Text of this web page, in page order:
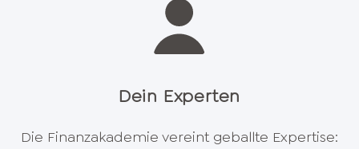
Dein Experten
Die Finanzakademie vereint geballte Expertise: